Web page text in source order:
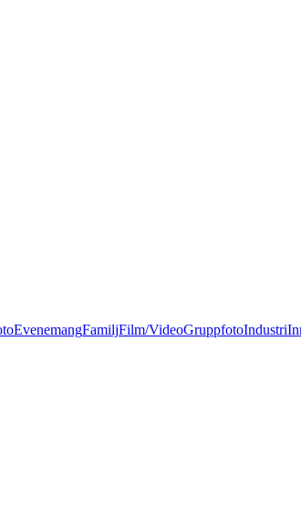
EvenemangFamiljFilm/VideoGruppfotoIndustri